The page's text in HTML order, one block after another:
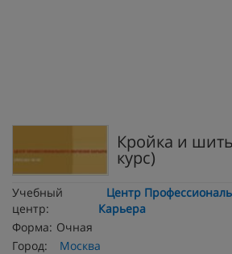
Кройка и
курс)
Учебный
центр:
Центр
Карьера
Форма: Очная
Город:
Москва